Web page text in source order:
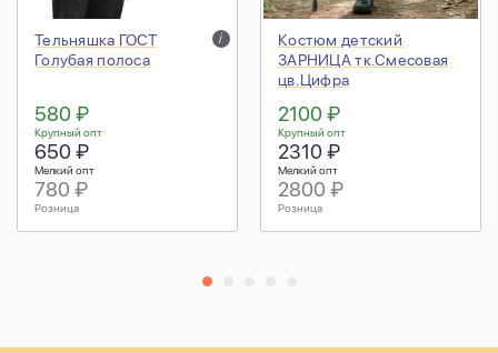
Тельняшка ГОСТ
Голубая полоса
i
580 ₽
Крупный опт
650 ₽
Мелкий опт
780 ₽
Розница
Костюм детский
ЗАРНИЦА тк.Смесовая
цв.Цифра
2100 ₽
Крупный опт
2310 ₽
Мелкий опт
2800 ₽
Розница